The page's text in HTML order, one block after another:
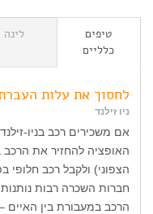
טיפים
כלליים
לינה
לחסוך את עלות
ניו זילנד
אם משכירים רכב בניו-
האופציה להחזיר את הרכב
הצפוני) ולקבל רכב חלופי
חברות השכרה רבות
הרכב במעבורת בין האיים